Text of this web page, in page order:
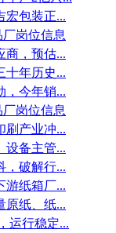
宏包装正...
厂岗位信息
商，预估...
十年历史...
，今年销...
厂岗位信息
刷产业冲...
设备主管...
，破解行...
游纸箱厂...
原纸、纸...
运行稳定...